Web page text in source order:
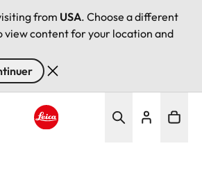
from USA. Choose a different
view content for your location and